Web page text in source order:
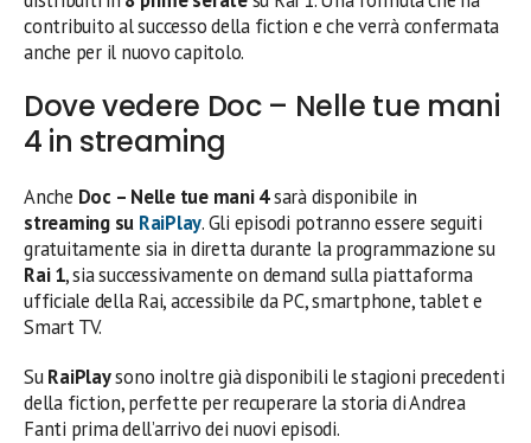
contribuito al successo della fiction e che verrà confermata
anche per il nuovo capitolo.
Dove vedere Doc – Nelle tue mani
4 in streaming
Anche Doc – Nelle tue mani 4sarà disponibile in
streaming su RaiPlay. Gli episodi potranno essere seguiti
gratuitamente sia in diretta durante la programmazione su
Rai 1, sia successivamente on demand sulla piattaforma
ufficiale della Rai, accessibile da PC, smartphone, tablet e
Smart TV.
SuRaiPlaysono inoltre già disponibili le stagioni precedenti
della fiction, perfette per recuperare la storia di Andrea
Fanti prima dell’arrivo dei nuovi episodi.